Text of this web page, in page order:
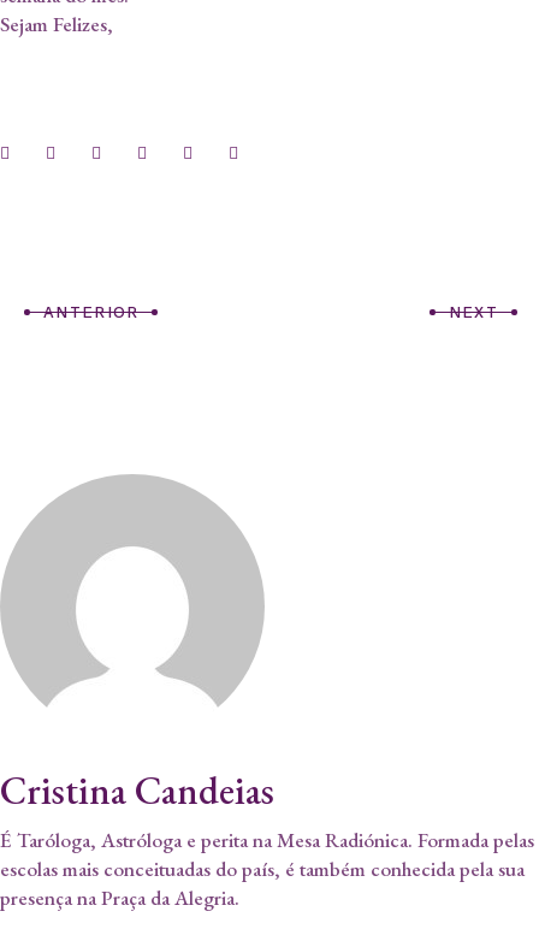
Sejam Felizes,
ANTERIOR NEXT
Cristina Candeias
É Taróloga, Astróloga e perita na Mesa Radiónica. Formada pelas
escolas mais conceituadas do país, é também conhecida pela sua
presença na Praça da Alegria.